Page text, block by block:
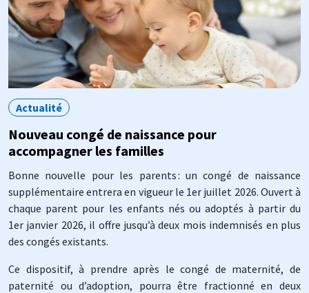
Actualité
Nouveau congé de naissance pour
accompagner les familles
Bonne nouvelle pour les parents : un congé de naissance
supplémentaire entrera en vigueur le 1er juillet 2026. Ouvert à
chaque parent pour les enfants nés ou adoptés à partir du
1er janvier 2026, il offre jusqu’à deux mois indemnisés en plus
des congés existants.
Ce dispositif, à prendre après le congé de maternité, de
paternité ou d’adoption, pourra être fractionné en deux